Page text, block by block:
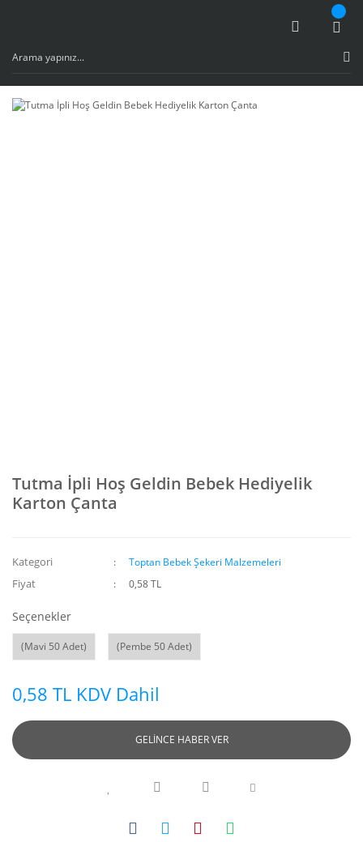
Tutma İpli Hoş Geldin Bebek Hediyelik
Karton Çanta
Kategori Toptan Bebek Şekeri Malzemeleri
Fiyat 0,58 TL
Seçenekler
(Mavi 50 Adet) (Pembe 50 Adet)
0,58 TL KDV Dahil
GELİNCE HABER VER